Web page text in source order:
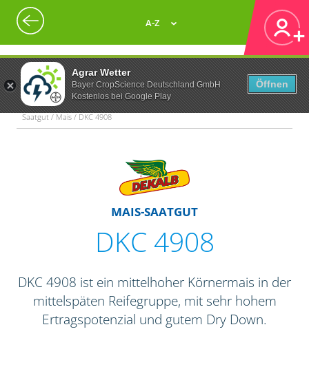
Agrar Wetter
Bayer CropScience Deutschland GmbH
Kostenlos bei Google Play
Öffnen
A-Z
Saatgut / Mais / DKC 4908
MAIS-SAATGUT
DKC 4908
DKC 4908 ist ein mittelhoher Körnermais in der
mittelspäten Reifegruppe, mit sehr hohem
Ertragspotenzial und gutem Dry Down.